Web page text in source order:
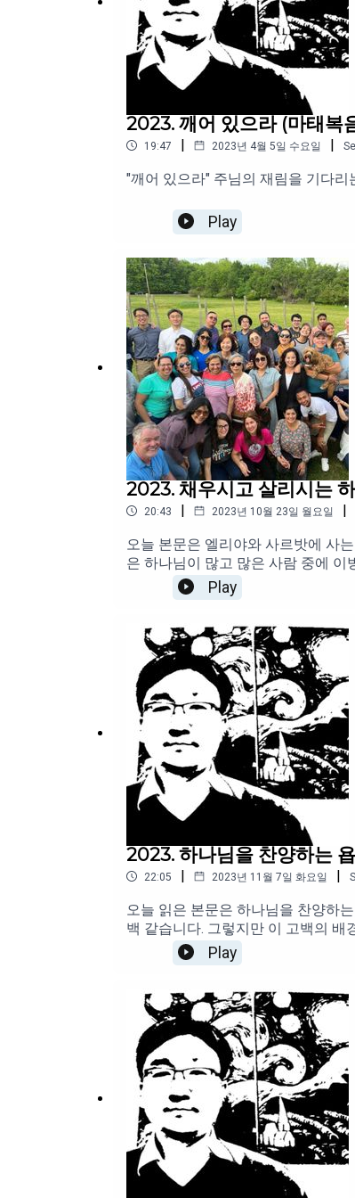
2023. 깨어 있으라 (마태복
19:47 | 2023년 4월 5일 수요일 |
"깨어 있으라" 주님의 재림을 기다
Play
2023. 채우시고 살리시는
20:43 | 2023년 10월 23일 월요일 |
오늘 본문은 엘리야와 사르밧에 사
은 하나님이 많고 많은 사람 중에
는 과부였습니다. 이는 그가 얼마
경에 이렇게 나와 있습니다. 그가
님의 사람 엘리야를 대접할 사람이
입장에서 보면, 하나님이 너무하시
않는 사람에게 엄청난 일을 부탁하
면서 이런 생각이 드는 겁니다. 엘
셨다면? 하나님의 사람을 단번에 알아보고,
야를 기꺼이 섬겼을지도 모른다는
고, 또한 엘리야에게 이방 여인 중
는 일들이 일어나고, 이해할 수 없
입니다. 과부는 할 수 없으나, 하나
견하는 것이 무엇이냐 하면, 하나
함도 있었지만, 이방 여인과 그의
는 것을 보여주고 있습니다. 마찬가
Play
2023. 하나님을 찬양하는
22:05 | 2023년 11월 7일 화요일 |
오늘 읽은 본문은 하나님을 찬양하
백 같습니다. 그렇지만 이 고백의 배
너무나도 큰 슬픔 속에 빠져 있습
습니다. ‘욥이 일어나 겉옷을 찢고
니다. ‘땅에 엎드려 예배하며’ 했
요, 가져 가진 분도 주님이시니, 주
게 뭔가를 주시면 기쁘고 평화롭고
낌이 듭니다. 욥의 고백처럼, 원래
해하기 어려운 부분이기도 합니다.
인 것입니다. 망연자실한 얼굴을
엎드려 하나님을 예배하고 있습니
다!”
Play